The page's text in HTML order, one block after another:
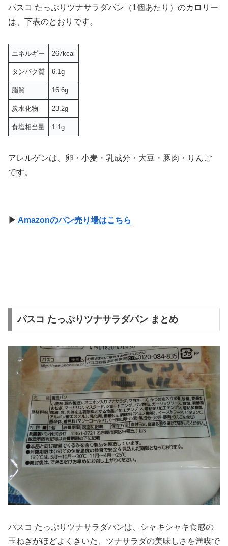
パスコ たっぷりツナサラダパン（1個あたり）のカロリー
は、下表のとおりです。
エネルギー 267kcal
タンパク質 6.1g
脂質 16.6g
炭水化物 23.2g
食塩相当量 1.1g
アレルゲンは、卵・小麦・乳成分・大豆・豚肉・りんご
です。
▶ Amazonのパン売り場はこちら
パスコ たっぷりツナサラダパン まとめ
パスコ たっぷりツナサラダパンは、シャキシャキ食感の
玉ねぎがほどよくきいた、ツナサラダの美味しさを満喫で